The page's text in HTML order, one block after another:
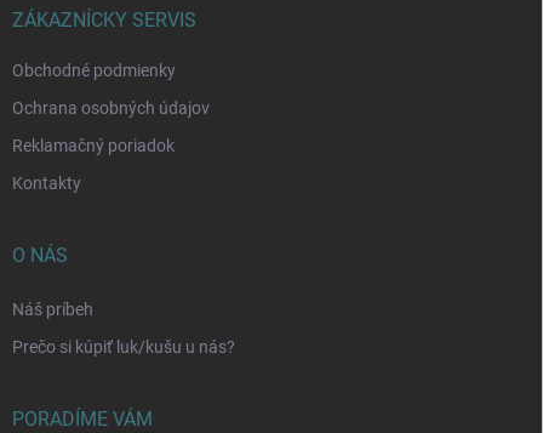
ZÁKAZNÍCKY SERVIS
Obchodné podmienky
Ochrana osobných údajov
Reklamačný poriadok
Kontakty
O NÁS
Náš príbeh
Prečo si kúpiť luk/kušu u nás?
PORADÍME VÁM